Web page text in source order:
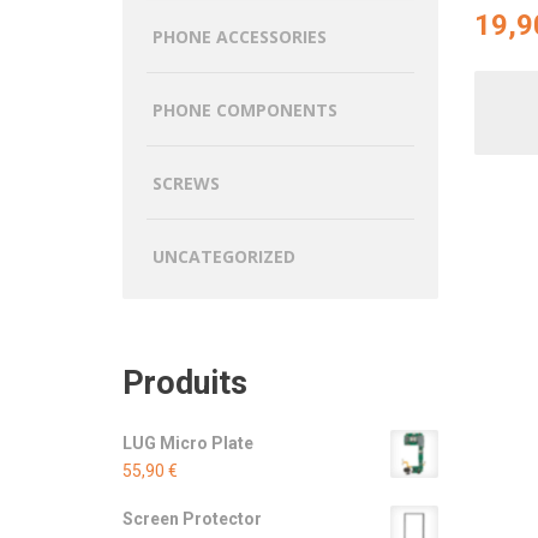
PHONE ACCESSORIES
PHONE COMPONENTS
SCREWS
UNCATEGORIZED
Produits
LUG Micro Plate
55,90 €
Screen Protector